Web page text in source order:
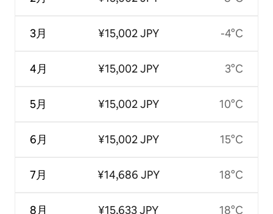
3月
4月
5月
6月
7月
8月
¥15,002 JPY
¥15,002 JPY
¥15,002 JPY
¥15,002 JPY
¥14,686 JPY
¥15,633 JPY
-4°C
3°C
10°C
15°C
18°C
18°C